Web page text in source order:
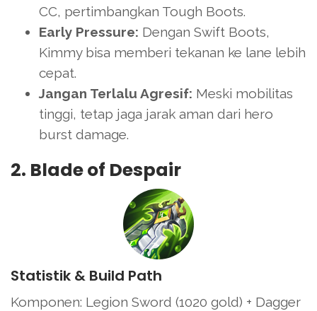
CC, pertimbangkan Tough Boots.
Early Pressure: Dengan Swift Boots,
Kimmy bisa memberi tekanan ke lane lebih
cepat.
Jangan Terlalu Agresif: Meski mobilitas
tinggi, tetap jaga jarak aman dari hero
burst damage.
2. Blade of Despair
Statistik & Build Path
Komponen: Legion Sword (1020 gold) + Dagger